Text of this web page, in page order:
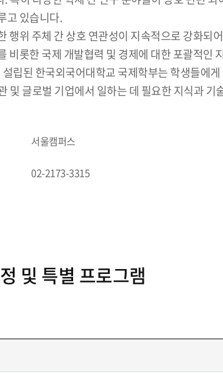
고 있습니다.
행위 주체 간 상호 연관성이 지속적으로 강화되
비롯한 국제 개발협력 및 경제에 대한 포괄적인
립된 한국외국어대학교 국제학부는 학생들에
및 글로벌 기업에서 일하는 데 필요한 지식과 기
서울캠퍼스
02-2173-3315
및 특별 프로그램